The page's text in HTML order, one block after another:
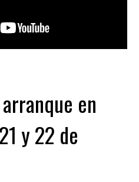
en
y 22 de